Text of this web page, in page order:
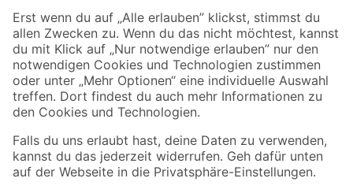
Sicher einkaufen
Jetzt die toom-App herunterladen
Alle Preisangaben in EUR inkl. gesetzl. MwSt.. Die dargestellten Angebote sind unter
Umständen nicht in allen Märkten verfügbar. Die angegebenen Verfügbarkeiten beziehen